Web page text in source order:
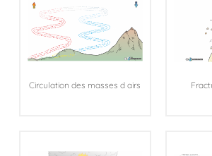
Circulation des masses d airs